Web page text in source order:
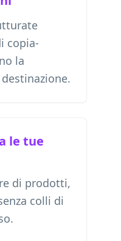
copia-
la
le tue
di prodotti,
colli di